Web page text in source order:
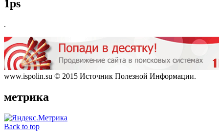
1ps
.
www.ispolin.su © 2015 Источник Полезной Информации.
метрика
Back to top